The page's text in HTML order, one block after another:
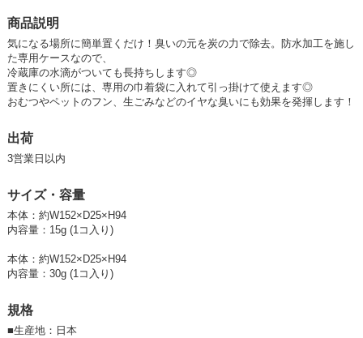
商品説明
気になる場所に簡単置くだけ！臭いの元を炭の力で除去。防水加工を施し
た専用ケースなので、
冷蔵庫の水滴がついても長持ちします◎
置きにくい所には、専用の巾着袋に入れて引っ掛けて使えます◎
おむつやペットのフン、生ごみなどのイヤな臭いにも効果を発揮します！
出荷
3営業日以内
サイズ・容量
本体：約W152×D25×H94
内容量：15g (1コ入り)
本体：約W152×D25×H94
内容量：30g (1コ入り)
規格
■生産地：日本